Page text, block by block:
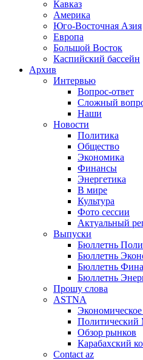
Кавказ
Америка
Юго-Восточная Азия
Европа
Большой Восток
Каспийский бассейн
Архив
Интервью
Вопрос-ответ
Сложный
Наши
Новости
Политика
Общество
Экономика
Финансы
Энергетика
В мире
Культура
Фото сессии
Актуальный
Выпуски
Бюллетнь
Бюллетнь
Бюллетнь
Бюллетнь
Прошу слова
ASTNA
Политический
Обзор рынков
Карабахский
Contact az